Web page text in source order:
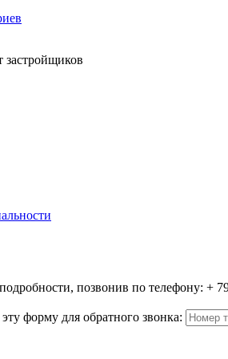
застройщиков
позвонив по телефону: +
форму для обратного звонка: